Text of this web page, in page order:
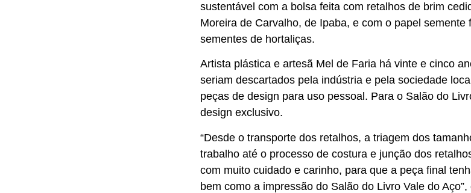
sustentável com a bolsa feita com retalhos de brim
Moreira de Carvalho, de Ipaba, e com o papel
sementes de hortaliças.
Artista plástica e artesã Mel de Faria há vinte e cinco
seriam descartados pela indústria e pela sociedade
peças de design para uso pessoal. Para o Salão do
design exclusivo.
“Desde o transporte dos retalhos, a triagem dos
trabalho até o processo de costura e junção dos
com muito cuidado e carinho, para que a peça final
bem como a impressão do Salão do Livro Vale do